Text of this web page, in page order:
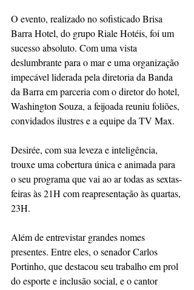
O evento, realizado no sofisticado Brisa
Barra Hotel, do grupo Riale Hotéis, foi um
sucesso absoluto. Com uma vista
deslumbrante para o mar e uma organização
impecável liderada pela diretoria da Banda
da Barra em parceria com o diretor do hotel,
Washington Souza, a feijoada reuniu foliões,
convidados ilustres e a equipe da TV Max.
Desirée, com sua leveza e inteligência,
trouxe uma cobertura única e animada para
o seu programa que vai ao ar todas as sextas-
feiras às 21H com reapresentação às quartas,
23H.
Além de entrevistar grandes nomes
presentes. Entre eles, o senador Carlos
Portinho, que destacou seu trabalho em prol
do esporte e inclusão social, e o cantor